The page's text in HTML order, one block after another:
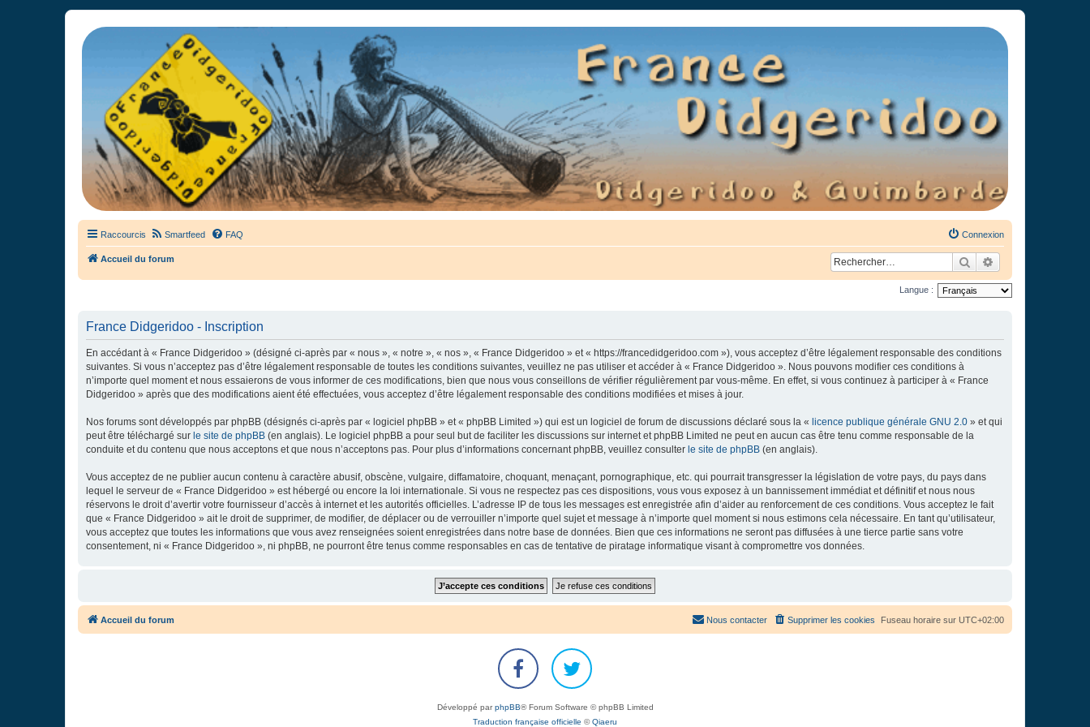
France Didgeridoo
Didgeridoo et Guimbarde sur France Didgeridoo - retrouvez la communauté.
Raccourcis Smartfeed FAQ Connexion
Accueil du forum Rechercher
Langue :
France Didgeridoo - Inscription
En accédant à « France Didgeridoo » (désigné ci-après par « nous », « notre », « nos », « France Didgeridoo » et « https://francedidgeridoo.com »), vous acceptez d’être légalement responsable des conditions
suivantes. Si vous n’acceptez pas d’être légalement responsable de toutes les conditions suivantes, veuillez ne pas utiliser et accéder à « France Didgeridoo ». Nous pouvons modifier ces conditions à
n’importe quel moment et nous essaierons de vous informer de ces modifications, bien que nous vous conseillons de vérifier régulièrement par vous-même. En effet, si vous continuez à participer à « France
Didgeridoo » après que des modifications aient été effectuées, vous acceptez d’être légalement responsable des conditions modifiées et mises à jour.
Nos forums sont développés par phpBB (désignés ci-après par « logiciel phpBB » et « phpBB Limited ») qui est un logiciel de forum de discussions déclaré sous la « licence publique générale GNU 2.0 » et qui
peut être téléchargé sur le site de phpBB (en anglais). Le logiciel phpBB a pour seul but de faciliter les discussions sur internet et phpBB Limited ne peut en aucun cas être tenu comme responsable de la
conduite et du contenu que nous acceptons et que nous n’acceptons pas. Pour plus d’informations concernant phpBB, veuillez consulter le site de phpBB (en anglais).
Vous acceptez de ne publier aucun contenu à caractère abusif, obscène, vulgaire, diffamatoire, choquant, menaçant, pornographique, etc. qui pourrait transgresser la législation de votre pays, du pays dans
lequel le serveur de « France Didgeridoo » est hébergé ou encore la loi internationale. Si vous ne respectez pas ces dispositions, vous vous exposez à un bannissement immédiat et définitif et nous nous
réservons le droit d’avertir votre fournisseur d’accès à internet et les autorités officielles. L’adresse IP de tous les messages est enregistrée afin d’aider au renforcement de ces conditions. Vous acceptez le fait
que « France Didgeridoo » ait le droit de supprimer, de modifier, de déplacer ou de verrouiller n’importe quel sujet et message à n’importe quel moment si nous estimons cela nécessaire. En tant qu’utilisateur,
vous acceptez que toutes les informations que vous avez renseignées soient enregistrées dans notre base de données. Bien que ces informations ne seront pas diffusées à une tierce partie sans votre
consentement, ni « France Didgeridoo », ni phpBB, ne pourront être tenus comme responsables en cas de tentative de piratage informatique visant à compromettre vos données.
Accueil du forum Fuseau horaire sur UTC+02:00
Supprimer les cookies
Nous contacter
Développé parphpBB® Forum Software © phpBB Limited
Traduction française officielle ©Qiaeru